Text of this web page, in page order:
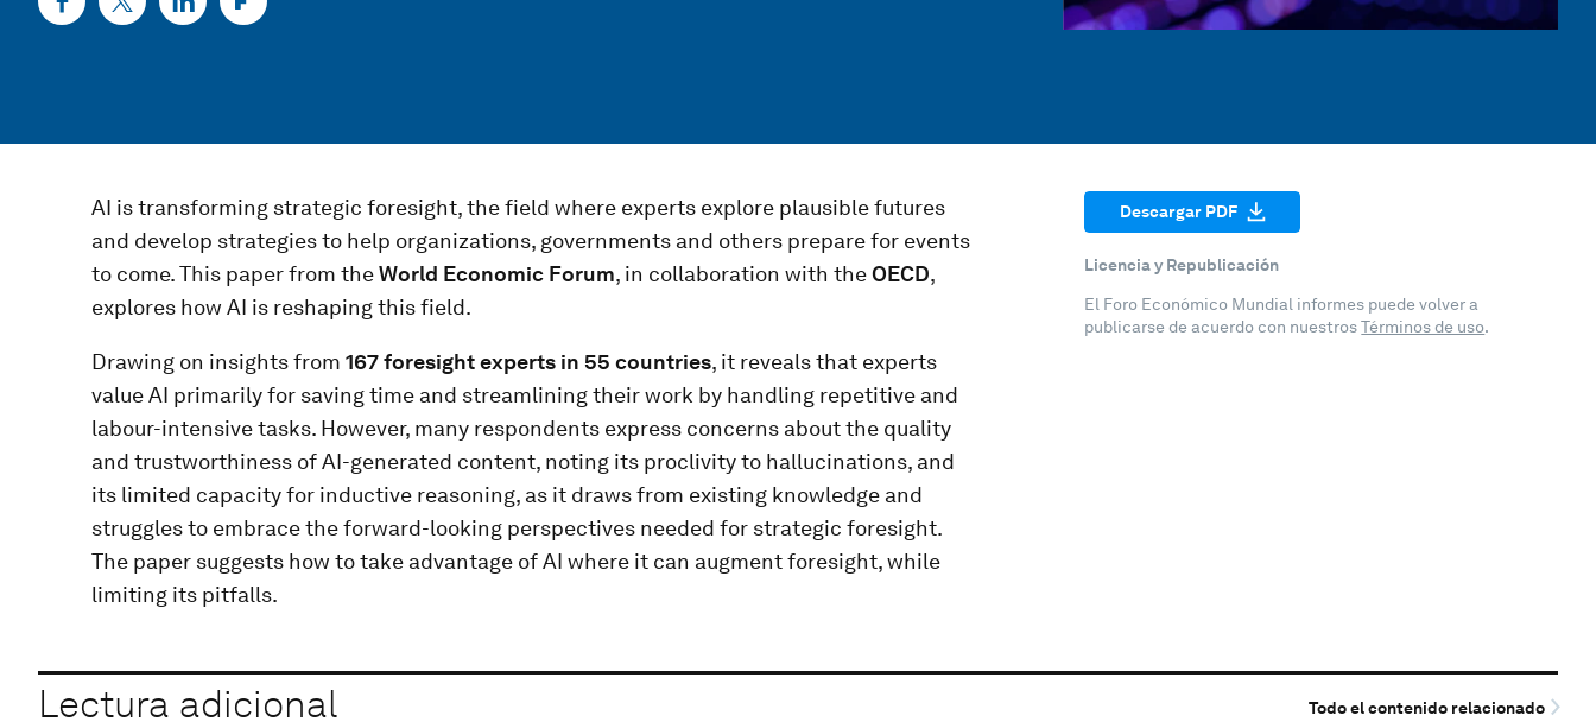
AI is transforming strategic foresight, the field where experts explore plausible futures
and develop strategies to help organizations, governments and others prepare for events
to come. This paper from theWorld Economic Forum, in collaboration with theOECD,
explores how AI is reshaping this field.
Drawing on insights from 167 foresight experts in 55 countries, it reveals that experts
value AI primarily for saving time and streamlining their work by handling repetitive and
labour-intensive tasks. However, many respondents express concerns about the quality
and trustworthiness of AI-generated content, noting its proclivity to hallucinations, and
its limited capacity for inductive reasoning, as it draws from existing knowledge and
struggles to embrace the forward-looking perspectives needed for strategic foresight.
The paper suggests how to take advantage of AI where it can augment foresight, while
limiting its pitfalls.
Descargar PDF
Licencia y Republicación
El Foro Económico Mundial informes puede volver a
publicarse de acuerdo con nuestrosTérminos de uso.
Lectura adicional Todo el contenido relacionado